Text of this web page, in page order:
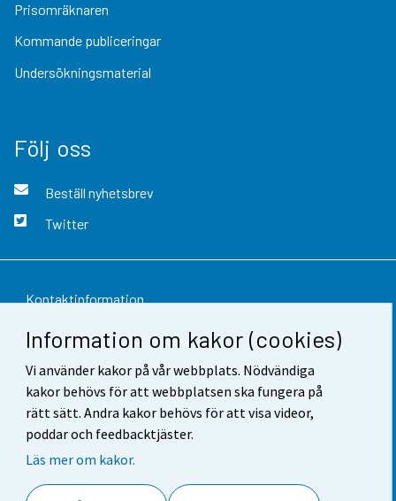
Information om kakor (cookies)
Vi använder kakor på vår webbplats. Nödvändiga
kakor behövs för att webbplatsen ska fungera på
rätt sätt. Andra kakor behövs för att visa videor,
poddar och feedbacktjäster.
Läs mer om kakor.
Prisomräknaren
Kommande publiceringar
Undersökningsmaterial
Följ oss
Beställ nyhetsbrev
Twitter
Kontaktinformation
Respons
Användarvillkor
Dataskydd
Tillgänglighet